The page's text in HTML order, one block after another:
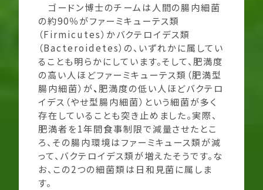
ゴードン博士のチームは人間の腸内細菌
の約90％がファーミキューテス類
（Firmicutes）かバクテロイデス類
（Bacteroidetes）の、いずれかに属してい
ることも明らかにしています。そして、肥満度
の高い人ほどファーミキューテス類（肥満型
腸内細菌）が、 肥満度の低い人ほどバクテロ
イデス（やせ型腸内細菌）という細菌が多く
存在していることも突き止めました。実際、
肥満者を1年間食事制限で減量させたとこ
ろ、その腸内環境はファーミキュース類が減
って、バクテロイデス類が増えたそうです。な
お、この2つの細菌類は日和見菌に属しま
す。